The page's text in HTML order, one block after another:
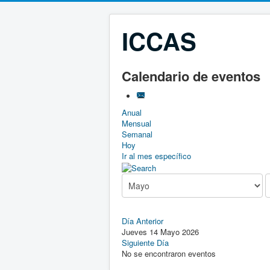
ICCAS
Calendario de eventos
Anual
Mensual
Semanal
Hoy
Ir al mes específico
Día Anterior
Jueves 14 Mayo 2026
Siguiente Día
No se encontraron eventos